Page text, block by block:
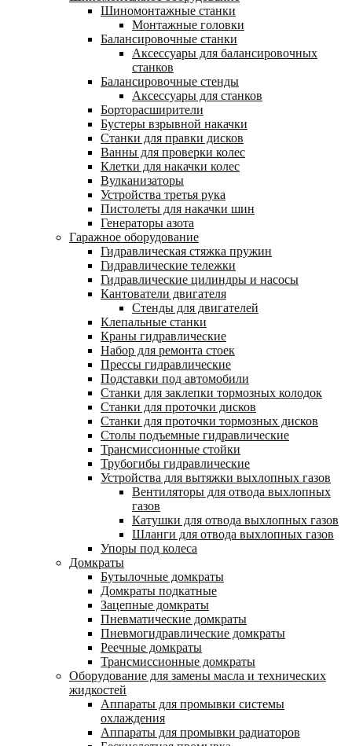
Шиномонтажные станки
Монтажные головки
Балансировочные станки
Аксессуары для балансировочных
станков
Балансировочные стенды
Аксессуары для станков
Борторасширители
Бустеры взрывной накачки
Станки для правки дисков
Ванны для проверки колес
Клетки для накачки колес
Вулканизаторы
Устройства третья рука
Пистолеты для накачки шин
Генераторы азота
Гаражное оборудование
Гидравлическая стяжка пружин
Гидравлические тележки
Гидравлические цилиндры и насосы
Кантователи двигателя
Стенды для двигателей
Клепальные станки
Краны гидравлические
Набор для ремонта стоек
Прессы гидравлические
Подставки под автомобили
Станки для заклепки тормозных колодок
Станки для проточки дисков
Станки для проточки тормозных дисков
Столы подъемные гидравлические
Трансмиссионные стойки
Трубогибы гидравлические
Устройства для вытяжки выхлопных газов
Вентиляторы для отвода выхлопных
газов
Катушки для отвода выхлопных газов
Шланги для отвода выхлопных газов
Упоры под колеса
Домкраты
Бутылочные домкраты
Домкраты подкатные
Зацепные домкраты
Пневматические домкраты
Пневмогидравлические домкраты
Реечные домкраты
Трансмиссионные домкраты
Оборудование для замены масла и технических
жидкостей
Аппараты для промывки системы
охлаждения
Аппараты для промывки радиаторов